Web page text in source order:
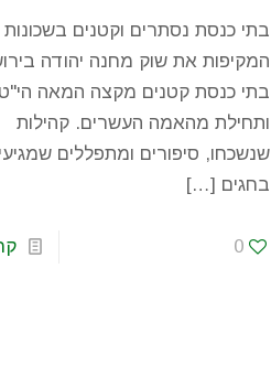
בתי כנסת נסתרים וקטנים בשכונות
המקיפות את שוק מחנה יהודה
בתי כנסת קטנים מקצה המאה הי"ט
ותחילת מהאמה העשרים. קהילות
שנשכחו, סיפורים ומתפללים
בחגים […]
0